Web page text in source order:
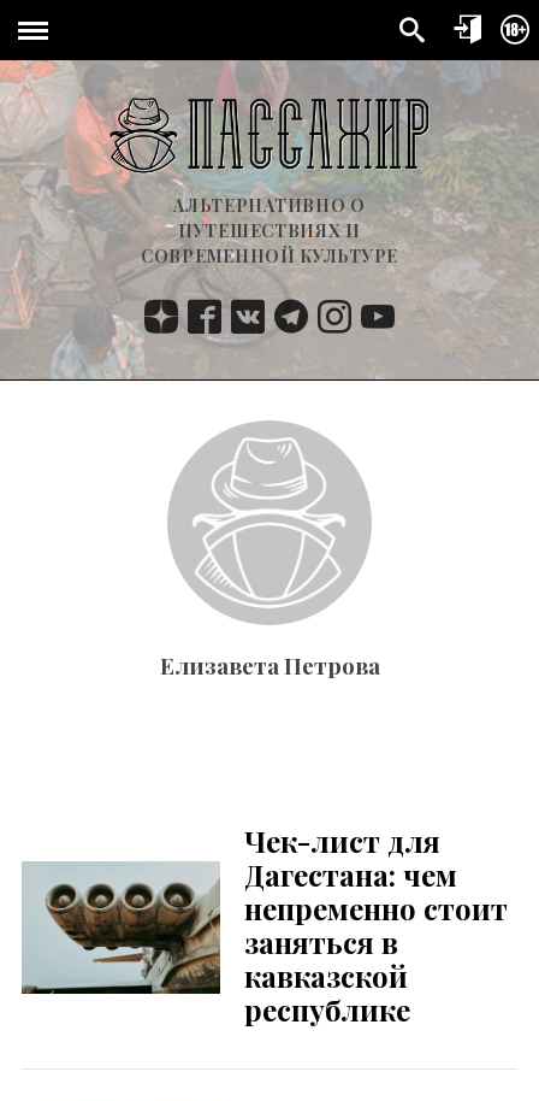
АЛЬТЕРНАТИВНО О
ПУТЕШЕСТВИЯХ И
СОВРЕМЕННОЙ КУЛЬТУРЕ
Елизавета Петрова
Чек-лист для
Дагестана: чем
непременно стоит
заняться в
кавказской
республике